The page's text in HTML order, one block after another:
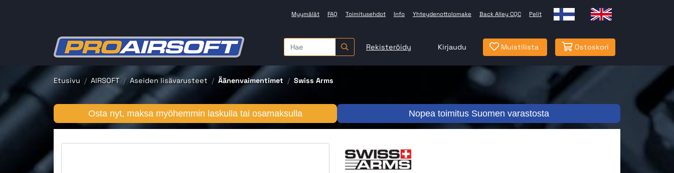
Myymälät FAQ Toimitusehdot Info Yhteydenottolomake Back Alley CQC Pelit
Rekisteröidy Kirjaudu Muistilista Ostoskori
Etusivu AIRSOFT Aseiden lisävarusteet Äänenvaimentimet Swiss Arms
Osta nyt, maksa myöhemmin laskulla tai osamaksulla Nopea toimitus Suomen varastosta